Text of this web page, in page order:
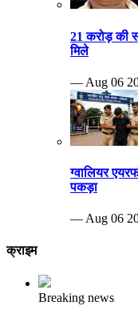
21 करोड़ की
मिले
— Aug 06
ग्वालियर
पकड़ा
— Aug 06
क्राइम
Breaking news